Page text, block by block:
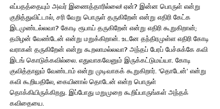
எப்பதத்தையும் அவர் இணைத்தாரில்லை! ஏன்? இன்ன பொருள் என்று
குறித்துவிட்டால், சரி வேறு பொருள் தருகிறேன் என்று எதிரி கேட்க
இடமுண்டல்லவா? கோடி ரூபாய் தருகிறேன் என்று எதிரி கூறுகிறான்;
தமிழன் வேண்டேன் என்று மறுக்கிறான். உடனே தந்திரமுள்ள எதிரி கோடி
வராகன் தருகிறேன் என்று கூறலாமல்லவா? அந்தப் பேரப் பேச்சுக்கே கவி
இடங் கொடுக்கவில்லை. எதுவாகவேனும் இருக்கட்டுமய்யா. கோடி
குவித்தாலும் வேண்டாம் என்று முடிவாகக் கூறுகிறார். ‘தொடேன்’ என்று
கவி கூறியதிலே, கையினால் தொடேன் என்ற பொருள்
தொக்கியிருக்கிறது. இப்போது மறுமுறை கூறிப்பாருங்கள் அந்தக்
கவிதையை.